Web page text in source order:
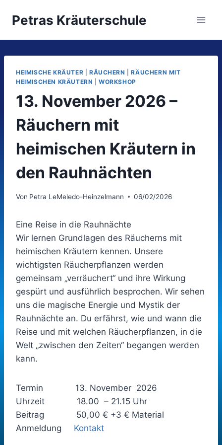
InhaltPetras Kräuterschule
HEIMISCHE KRÄUTER RÄUCHERN |RÄUCHERN MIT
HEIMISCHEN KRÄUTERN |WORKSHOP
13. November 2026 –
Räuchern mit
heimischen Kräutern in
den Rauhnächten
Von Petra LeMeledo-Heinzelmann 06/02/2026
Eine Reise in die Rauhnächte
Wir lernen Grundlagen des Räucherns mit
heimischen Kräutern kennen. Unsere
wichtigsten Räucherpflanzen werden
gemeinsam „verräuchert“ und ihre Wirkung
gespürt und ausführlich besprochen. Wir sehen
uns die magische Energie und Mystik der
Rauhnächte an. Du erfährst, wie und wann die
Reise und mit welchen Räucherpflanzen, in die
Welt „zwischen den Zeiten“ begangen werden
kann.
Termin 13. November 2026
Uhrzeit 18.00 – 21.15 Uhr
Beitrag 50,00 € +3 € Material
Anmeldung Kontakt